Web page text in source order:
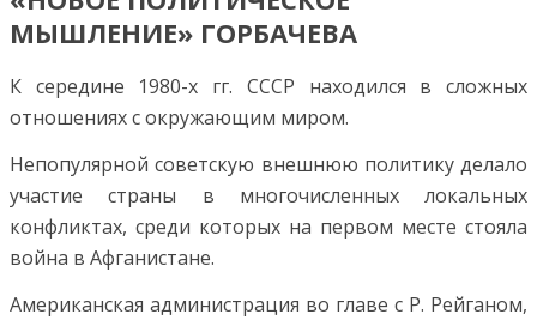
МЫШЛЕНИЕ» ГОРБАЧЕВА
К середине 1980-х гг. СССР находился в сложных
отношениях с окружающим миром.
Непопулярной советскую внешнюю политику делало
участие страны в многочисленных локальных
конфликтах, среди которых на первом месте стояла
война в Афганистане.
Американская администрация во главе с Р. Рейганом,